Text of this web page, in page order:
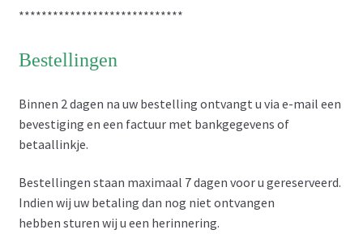
*****************************
Bestellingen
Binnen 2 dagen na uw bestelling ontvangt u via e-mail een
bevestiging en een factuur met bankgegevens of
betaallinkje.
Bestellingen staan maximaal 7 dagen voor u gereserveerd.
Indien wij uw betaling dan nog niet ontvangen
hebben sturen wij u een herinnering.